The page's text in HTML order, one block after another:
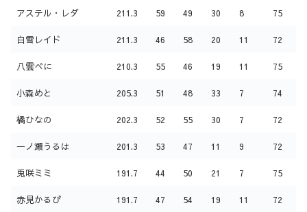
アステル・レダ 211.3 59 49 30 8 75
白雪レイド 211.3 46 58 20 11 72
八雲べに 210.3 55 46 19 11 75
小森めと 205.3 51 48 33 7 74
橘ひなの 202.3 52 55 30 7 72
一ノ瀬うるは 201.3 53 47 11 9 72
兎咲ミミ 191.7 44 50 21 7 75
赤見かるび 191.7 47 54 19 11 72